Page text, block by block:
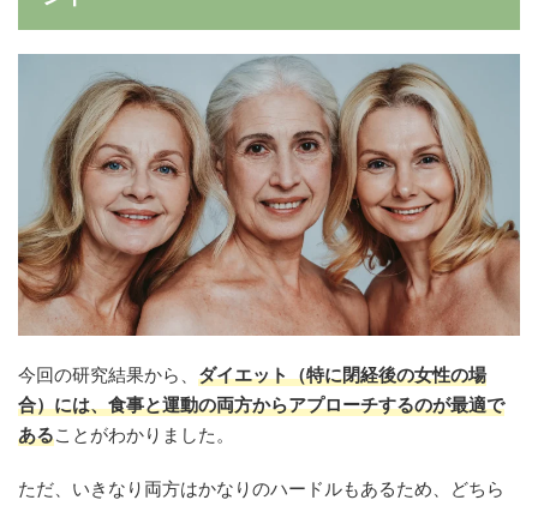
今回の研究結果から、 ダイエット（特に閉経後の女性の場
合）には、食事と運動の両方からアプローチするのが最適で
あることがわかりました。
ただ、いきなり両方はかなりのハードルもあるため、どちら